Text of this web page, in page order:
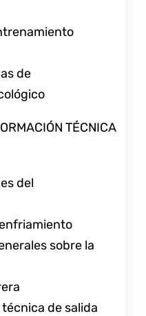
de
TÉCNICA
del
sobre la
de salida